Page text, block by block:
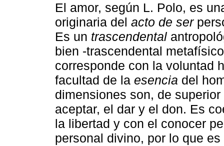
El amor, según L. Polo, es
originaria del acto de ser
Es un trascendental
bien -trascendental
corresponde con la voluntad
facultad de la esencia del
dimensiones son, de
aceptar, el dar y el don. Es
la libertad y con el conocer
personal divino, por lo que